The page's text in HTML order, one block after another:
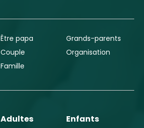
Être papa
Couple
Famille
Grands-parents
Organisation
Adultes Enfants